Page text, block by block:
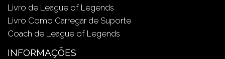
Livro de League of Legends
Livro Como Carregar de Suporte
Coach de League of Legends
INFORMAÇÕES